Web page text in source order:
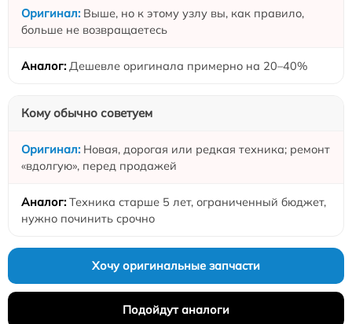
Выше, но к этому узлу вы, как правило,
больше не возвращаетесь
Дешевле оригинала примерно на 20–40%
Кому обычно советуем
Новая, дорогая или редкая техника; ремонт
«вдолгую», перед продажей
Техника старше 5 лет, ограниченный бюджет,
нужно починить срочно
Хочу оригинальные запчасти
Подойдут аналоги